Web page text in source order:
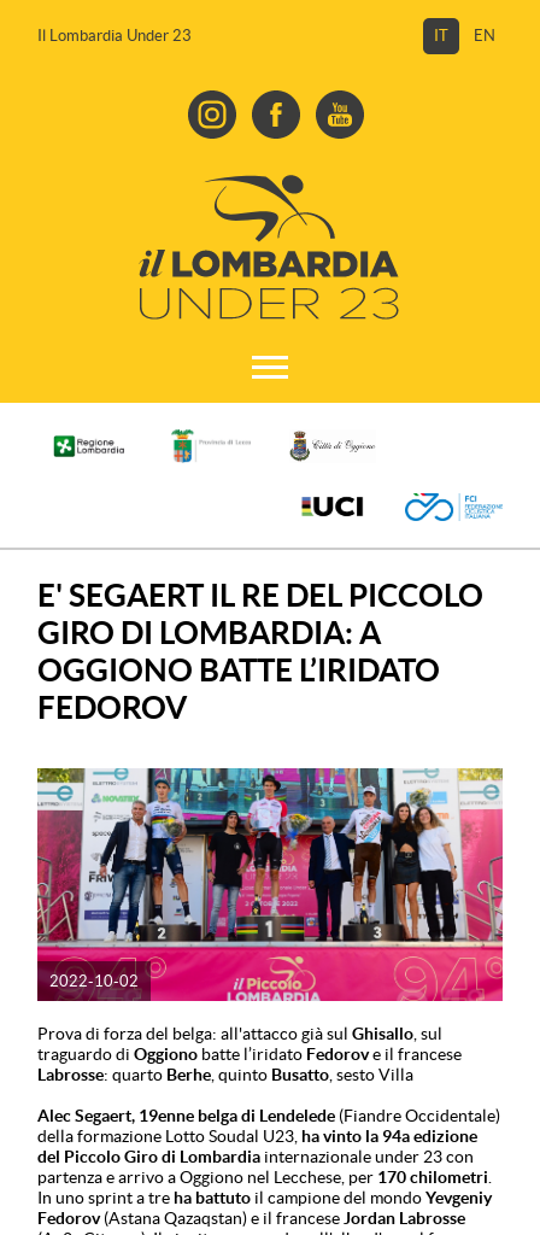
Il Lombardia Under 23 IT EN
E' SEGAERT IL RE DEL PICCOLO
GIRO DI LOMBARDIA: A
OGGIONO BATTE L’IRIDATO
FEDOROV
2022-10-02
Prova di forza del belga: all'attacco già sulGhisallo , sul
traguardo diOggiono batte l’iridato Fedorove il francese
Labrosse: quarto Berhe , quinto Busatto , sesto Villa
Alec Segaert, 19enne belga di Lendelede (Fiandre Occidentale)
della formazione Lotto Soudal U23, ha vinto la 94a edizione
del Piccolo Giro di Lombardia internazionale under 23 con
partenza e arrivo a Oggiono nel Lecchese, per 170 chilometri
In uno sprint a tre ha battuto il campione del mondoYevgeniy
Fedorov(Astana Qazaqstan) e il francese Jordan Labrosse